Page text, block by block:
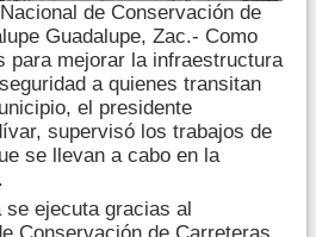
de Conservación de
Guadalupe, Zac.- Como
para mejorar la infraestructura
a quienes transitan
el presidente
supervisó los trabajos de
se llevan a cabo en la
se ejecuta gracias al